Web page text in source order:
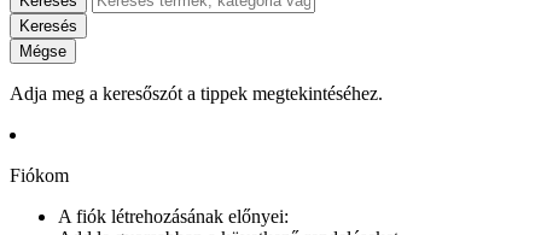
Keresés
Mégse
Adja meg a keresőszót a tippek megtekintéséhez.
Fiókom
A fiók létrehozásának előnyei: